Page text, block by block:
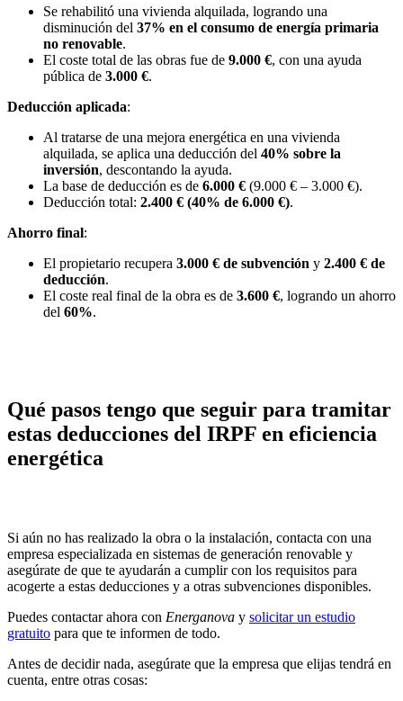
Se rehabilitó una vivienda alquilada, logrando una
disminución del 37% en el consumo de energía primaria
no renovable.
El coste total de las obras fue de 9.000 €, con una ayuda
pública de 3.000 €.
Deducción aplicada:
Al tratarse de una mejora energética en una vivienda
alquilada, se aplica una deducción del 40% sobre la
inversión, descontando la ayuda.
La base de deducción es de 6.000 € (9.000 € – 3.000 €).
Deducción total: 2.400 € (40% de 6.000 €).
Ahorro final:
El propietario recupera 3.000 € de subvención y 2.400 € de
deducción.
El coste real final de la obra es de 3.600 €, logrando un ahorro
del 60%.
Qué pasos tengo que seguir para tramitar
estas deducciones del IRPF en eficiencia
energética
Si aún no has realizado la obra o la instalación, contacta con una
empresa especializada en sistemas de generación renovable y
asegúrate de que te ayudarán a cumplir con los requisitos para
acogerte a estas deducciones y a otras subvenciones disponibles.
Puedes contactar ahora con Energanova y solicitar un estudio
gratuito para que te informen de todo.
Antes de decidir nada, asegúrate que la empresa que elijas tendrá en
cuenta, entre otras cosas: